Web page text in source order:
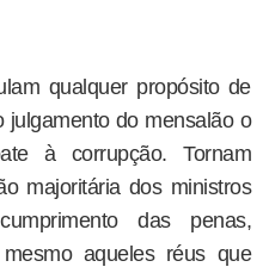
qualquer propósito de
julgamento do mensalão o
à corrupção. Tornam
majoritária dos ministros
das penas,
aqueles réus que